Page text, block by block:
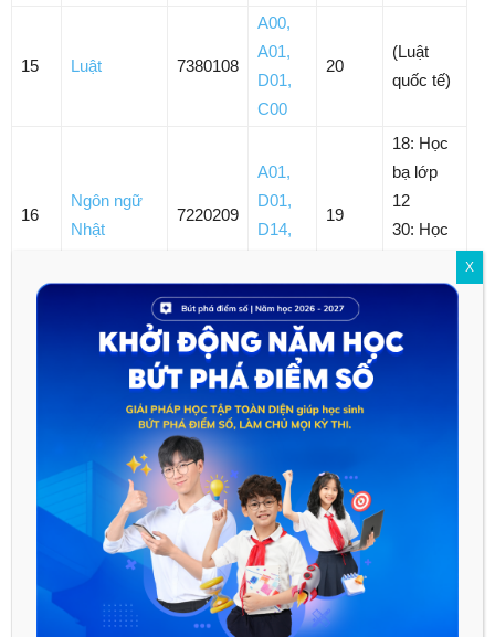
15 Luật 7380108
A00,
A01,
D01,
C00
20
(Luật
quốc tế)
16
Ngôn ngữ
Nhật
7220209
A01,
D01,
D14,
19
18: Học
bạ lớp
12
30: Học
kỳ
7380107
A00,
A01,
D01
C00
19
(Luật
Ngôn ngữ
7220201
D01,
D14,
D15
21
A00
X